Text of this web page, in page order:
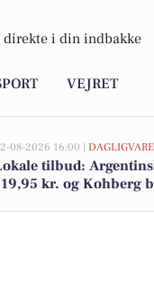
direkte i din indbakke
VEJRET
08-2026 16:00 |
tilbud:
kr. og Kohberg